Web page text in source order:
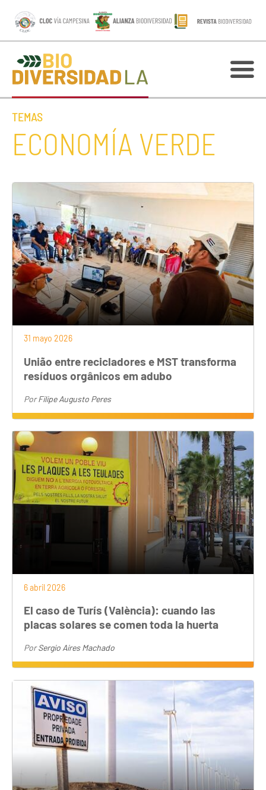
TEMAS
ECONOMÍA VERDE
31 mayo 2026
União entre recicladores e MST transforma
resíduos orgânicos em adubo
PorFilipe Augusto Peres
6 abril 2026
El caso de Turís (València): cuando las
placas solares se comen toda la huerta
PorSergio Aires Machado